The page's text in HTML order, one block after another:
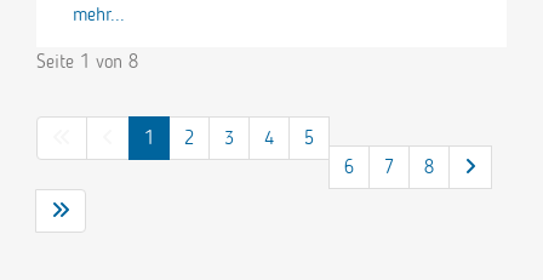
mehr...
Seite 1 von 8
1 2 3 4
5
6
7 8